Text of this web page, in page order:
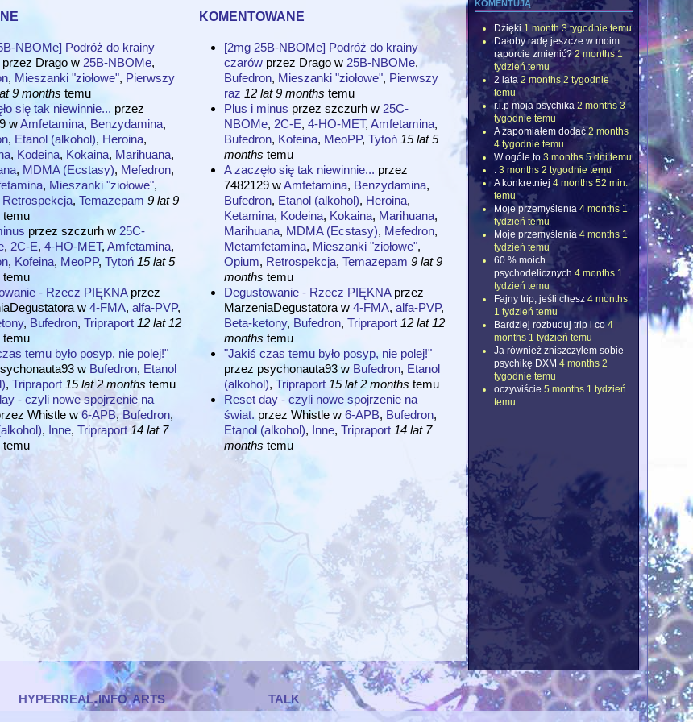
NBOMe] Podróż do krainy
przez Drago w 25B-NBOMe,
, Mieszanki "ziołowe", Pierwszy
9 months temu
się tak niewinnie... przez
w Amfetamina, Benzydamina,
, Etanol (alkohol), Heroina,
, Kodeina, Kokaina, Marihuana,
, MDMA (Ecstasy), Mefedron,
, Mieszanki "ziołowe",
Retrospekcja, Temazepam 9 lat 9
temu
przez szczurh w 25C-
, 2C-E, 4-HO-MET, Amfetamina,
, Kofeina, MeoPP, Tytoń 15 lat 5
temu
- Rzecz PIĘKNA przez
w 4-FMA, alfa-PVP,
, Bufedron, Tripraport 12 lat 12
temu
temu było posyp, nie polej!"
w Bufedron, Etanol
, Tripraport 15 lat 2 months temu
- czyli nowe spojrzenie na
Whistle w 6-APB, Bufedron,
, Inne, Tripraport 14 lat 7
temu
komentowane
[2mg 25B-NBOMe] Podróż do krainy
czarów przez Drago w 25B-NBOMe,
Bufedron, Mieszanki "ziołowe", Pierwszy
raz 12 lat 9 months temu
Plus i minus przez szczurh w 25C-
NBOMe, 2C-E, 4-HO-MET, Amfetamina,
Bufedron, Kofeina, MeoPP, Tytoń 15 lat 5
months temu
A zaczęło się tak niewinnie... przez
7482129 wAmfetamina, Benzydamina,
Bufedron, Etanol (alkohol), Heroina,
Ketamina, Kodeina, Kokaina, Marihuana,
Marihuana, MDMA (Ecstasy), Mefedron,
Metamfetamina, Mieszanki "ziołowe",
Opium, Retrospekcja, Temazepam 9 lat 9
months temu
Degustowanie - Rzecz PIĘKNA przez
MarzeniaDegustatora w 4-FMA, alfa-PVP,
Beta-ketony, Bufedron, Tripraport 12 lat 12
months temu
"Jakiś czas temu było posyp, nie polej!"
przez psychonauta93 w Bufedron, Etanol
(alkohol), Tripraport 15 lat 2 months temu
Reset day - czyli nowe spojrzenie na
świat. przez Whistle w 6-APB, Bufedron,
Etanol (alkohol), Inne, Tripraport 14 lat 7
months temu
Dzięki 1 month 3 tygodnie temu
Dałoby radę jeszcze w moim
raporcie zmienić? 2 months 1
tydzień temu
2 lata 2 months 2 tygodnie
temu
r.i.p moja psychika 2 months 3
tygodnie temu
A zapomiałem dodać 2 months
4 tygodnie temu
W ogóle to 3 months 5 dni temu
3 months 2 tygodnie temu
A konkretniej 4 months 52 min.
temu
Moje przemyślenia 4 months 1
tydzień temu
Moje przemyślenia 4 months 1
tydzień temu
60 % moich
psychodelicznych 4 months 1
tydzień temu
Fajny trip, jeśli chesz 4 months
1 tydzień temu
Bardziej rozbuduj trip i co 4
months 1 tydzień temu
Ja również zniszczyłem sobie
psychikę DXM 4 months 2
tygodnie temu
oczywiście 5 months 1 tydzień
temu
hyperreal.info arts talk